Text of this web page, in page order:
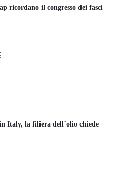
ricordano il congresso dei fasci
Italy, la filiera dell´olio chiede